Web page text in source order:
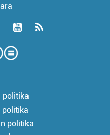
politika
politika
politika